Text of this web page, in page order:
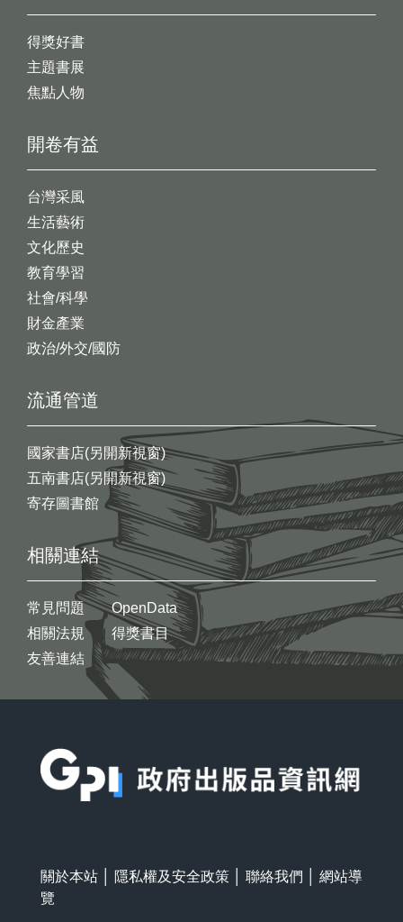
開卷有益
台灣采風
生活藝術
文化歷史
教育學習
社會/科學
財金產業
政治/外交/國防
得獎好書
主題書展
焦點人物
流通管道
國家書店(另開新視窗)
五南書店(另開新視窗)
寄存圖書館
相關連結
常見問題
相關法規
友善連結
OpenData
得獎書目
關於本站 隱私權及安全政策 聯絡我們
網站導
覽